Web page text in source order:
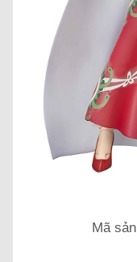
Mã